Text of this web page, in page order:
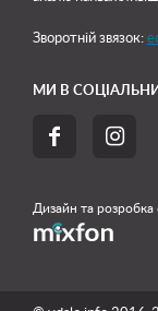
Зворотній звязок:
МИ В
 
Дизайн та розробка